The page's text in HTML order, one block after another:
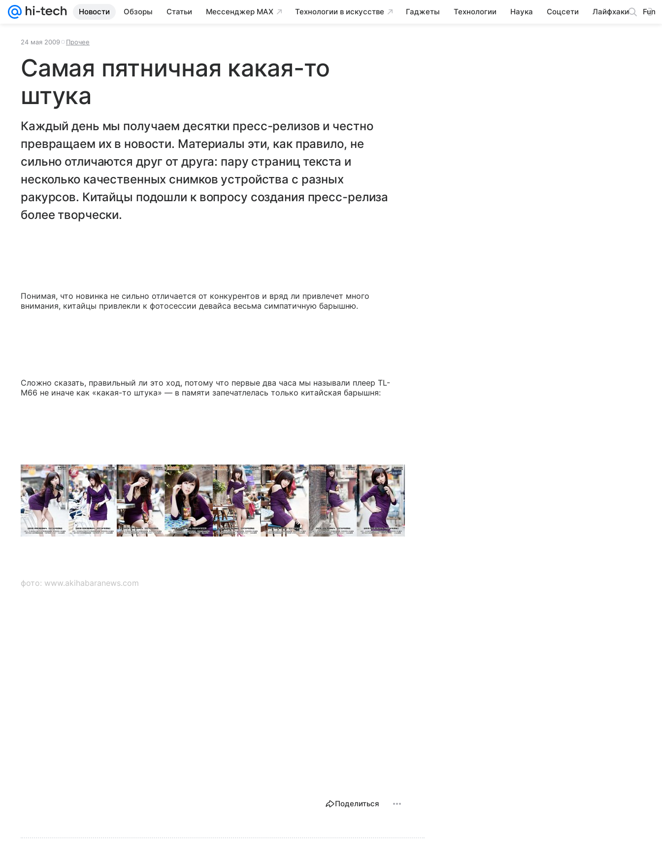
Новости Обзоры Статьи Мессенджер MAX Технологии в искусстве Гаджеты Технологии Наука Соцсети Лайфхаки Fun
24 мая 2009 Прочее
Самая пятничная какая-то
штука
Каждый день мы получаем десятки пресс-релизов и честно
превращаем их в новости. Материалы эти, как правило, не
сильно отличаются друг от друга: пару страниц текста и
несколько качественных снимков устройства с разных
ракурсов. Китайцы подошли к вопросу создания пресс-релиза
более творчески.
Понимая, что новинка не сильно отличается от конкурентов и вряд ли привлечет много
внимания, китайцы привлекли к фотосессии девайса весьма симпатичную барышню.
Сложно сказать, правильный ли это ход, потому что первые два часа мы называли плеер TL-
M66 не иначе как «какая-то штука» — в памяти запечатлелась только китайская барышня:
фото: www.akihabaranews.com
Поделиться